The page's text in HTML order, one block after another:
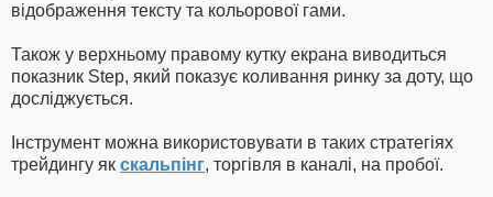
відображення тексту та кольорової гами.
Також у верхньому правому кутку екрана виводиться
показник Step, який показує коливання ринку за доту, що
досліджується.
Інструмент можна використовувати в таких стратегіях
трейдингу як скальпінг, торгівля в каналі, на пробої.